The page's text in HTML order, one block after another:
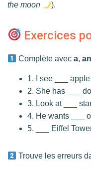
the moon
).
Exercices
Complète aveca,an
1. I see ___
2. She has ___
3. Look at ___
4. He wants ___
5. ___ Eiffel
Trouve les erreurs